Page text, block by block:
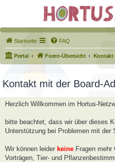
Startseite FAQ
Portal Foren-Übersicht
Kontakt mit der Board-
Herzlich Willkommen im Hortus-
bitte beachtet, dass wir über dieses
Unterstützung bei Problemen mit der
Wir können leider keine Fragen mehr
Vorträgen, Tier- und